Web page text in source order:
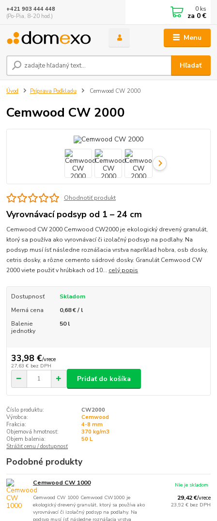
Menu
Hľadať
+421 903 444 448
(Po-Pia, 8-20 hod.)
0 ks
za 0 €
Úvod Príprava Podkladu Cemwood CW 2000
Cemwood CW 2000
Ohodnotiť produkt
Vyrovnávací podsyp od 1 – 24 cm
Cemwood CW 2000 Cemwood CW2000 je ekologický drevený granulát,
ktorý sa používa ako vyrovnávací či izolačný podsyp na podlahy. Na
podsyp musí ísť následne roznášacia vrstva napríklad hobra, osb dosky,
cetris dosky, a rôzne cemento sádrové dosky. Granulát Cemwood CW
2000 viete použiť v hrúbkach od 10... celý popis
Dostupnosť
Skladom
Merná cena
0,68 € / l
Balenie
jednotky
50 l
33,98 €/vrece
27,63 € bez DPH
Pridať do košíka
Číslo produktu:
CW2000
Výrobca:
Cemwood
Frakcia:
4-8 mm
Objemová hmotnosť:
370 kg/m3
Objem balenia:
50 L
Strážiť cenu / dostupnosť
Podobné produkty
Cemwood CW 1000
Cemwood CW 1000 Cemwood CW1000 je
ekologický drevený granulát, ktorý sa používa ako
vyrovnávací či izolačný podsyp na podlahy. Na
podsyp musí ísť následne roznášacia vrstva
29,42 €/vrece
23,92 € bez DPH
Nie je skladom